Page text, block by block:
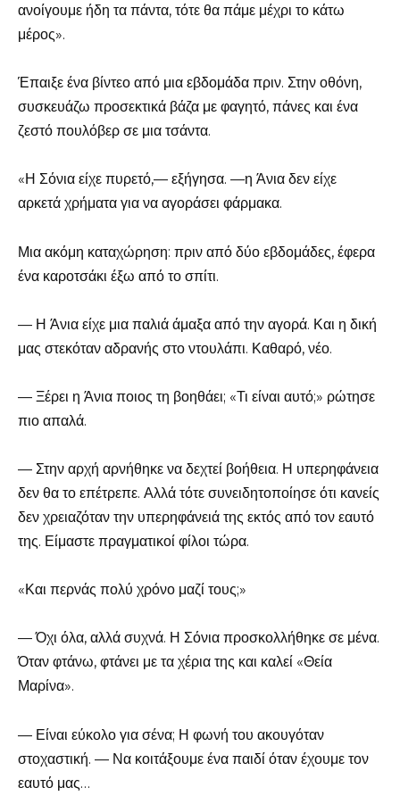
ανοίγουμε ήδη τα πάντα, τότε θα πάμε μέχρι το κάτω
μέρος».
Έπαιξε ένα βίντεο από μια εβδομάδα πριν. Στην οθόνη,
συσκευάζω προσεκτικά βάζα με φαγητό, πάνες και ένα
ζεστό πουλόβερ σε μια τσάντα.
«Η Σόνια είχε πυρετό,— εξήγησα. —η Άνια δεν είχε
αρκετά χρήματα για να αγοράσει φάρμακα.
Μια ακόμη καταχώρηση: πριν από δύο εβδομάδες, έφερα
ένα καροτσάκι έξω από το σπίτι.
— Η Άνια είχε μια παλιά άμαξα από την αγορά. Και η δική
μας στεκόταν αδρανής στο ντουλάπι. Καθαρό, νέο.
— Ξέρει η Άνια ποιος τη βοηθάει; «Τι είναι αυτό;» ρώτησε
πιο απαλά.
— Στην αρχή αρνήθηκε να δεχτεί βοήθεια. Η υπερηφάνεια
δεν θα το επέτρεπε. Αλλά τότε συνειδητοποίησε ότι κανείς
δεν χρειαζόταν την υπερηφάνειά της εκτός από τον εαυτό
της. Είμαστε πραγματικοί φίλοι τώρα.
«Και περνάς πολύ χρόνο μαζί τους;»
— Όχι όλα, αλλά συχνά. Η Σόνια προσκολλήθηκε σε μένα.
Όταν φτάνω, φτάνει με τα χέρια της και καλεί «Θεία
Μαρίνα».
— Είναι εύκολο για σένα; Η φωνή του ακουγόταν
στοχαστική. — Να κοιτάξουμε ένα παιδί όταν έχουμε τον
εαυτό μας…